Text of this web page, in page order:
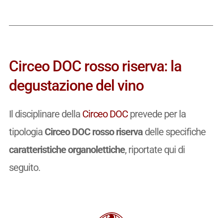
Circeo DOC rosso riserva: la
degustazione del vino
Il disciplinare della Circeo DOCprevede per la
tipologia Circeo DOC rosso riservadelle specifiche
caratteristiche organolettiche, riportate qui di
seguito.